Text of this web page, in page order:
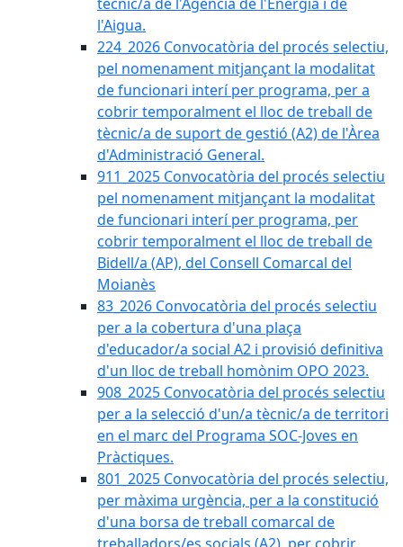
l'Aigua.
224_2026 Convocatòria del procés selectiu,
pel nomenament mitjançant la modalitat
de funcionari interí per programa, per a
cobrir temporalment el lloc de treball de
tècnic/a de suport de gestió (A2) de l'Àrea
d'Administració General.
911_2025 Convocatòria del procés selectiu
pel nomenament mitjançant la modalitat
de funcionari interí per programa, per
cobrir temporalment el lloc de treball de
Bidell/a (AP), del Consell Comarcal del
Moianès
83_2026 Convocatòria del procés selectiu
per a la cobertura d'una plaça
d'educador/a social A2 i provisió definitiva
d'un lloc de treball homònim OPO 2023.
908_2025 Convocatòria del procés selectiu
per a la selecció d'un/a tècnic/a de territori
en el marc del Programa SOC-Joves en
Pràctiques.
801_2025 Convocatòria del procés selectiu,
per màxima urgència, per a la constitució
d'una borsa de treball comarcal de